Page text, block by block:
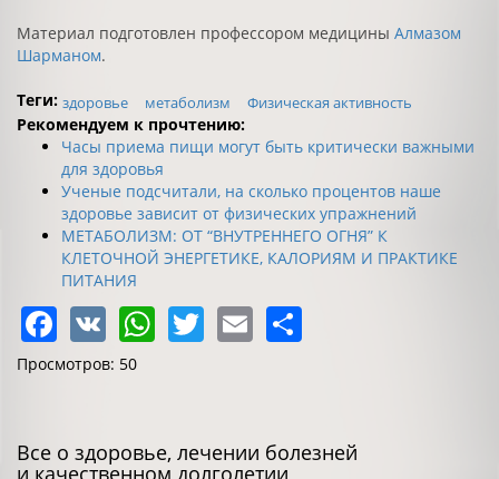
Материал подготовлен профессором медицины Алмазом
Шарманом.
Теги: здоровье метаболизм Физическая активность
Рекомендуем к прочтению:
Часы приема пищи могут быть критически важными
для здоровья
Ученые подсчитали, на сколько процентов наше
здоровье зависит от физических упражнений
МЕТАБОЛИЗМ: ОТ “ВНУТРЕННЕГО ОГНЯ” К
КЛЕТОЧНОЙ ЭНЕРГЕТИКЕ, КАЛОРИЯМ И ПРАКТИКЕ
ПИТАНИЯ
Facebook
VK WhatsApp
Twitter
Email
Просмотров: 50
Все о здоровье, лечении болезней